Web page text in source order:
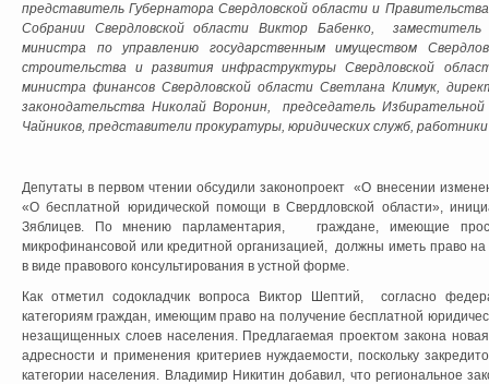
представитель Губернатора Свердловской области и
Собрании Свердловской области Виктор Бабенко, заместитель
министра по управлению государственным имуществом
строительства и развития инфраструктуры Свердловской
министра финансов Свердловской области Светлана Климук,
законодательства Николай Воронин, председатель
Чайников, представители прокуратуры, юридических служб,
Депутаты в первом чтении обсудили законопроект «О внесении
«О бесплатной юридической помощи в Свердловской области»,
Зяблицев. По мнению парламентария, граждане, имеющие
микрофинансовой или кредитной организацией, должны иметь право
в виде правового консультирования в устной форме.
Как отметил содокладчик вопроса Виктор Шептий, согласно
категориям граждан, имеющим право на получение бесплатной
незащищенных слоев населения. Предлагаемая проектом закона
адресности и применения критериев нуждаемости, поскольку
категории населения. Владимир Никитин добавил, что региональное